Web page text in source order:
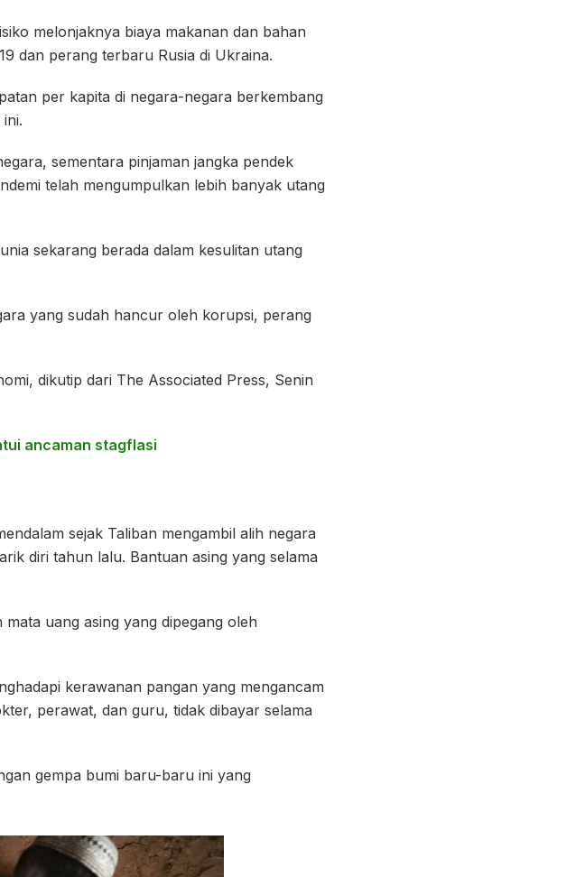
melonjaknya biaya makanan dan bahan
dan perang terbaru Rusia di Ukraina.
per kapita di negara-negara berkembang
sementara pinjaman jangka pendek
telah mengumpulkan lebih banyak utang
sekarang berada dalam kesulitan utang
yang sudah hancur oleh korupsi, perang
dikutip dari The Associated Press, Senin
ancaman stagflasi
sejak Taliban mengambil alih negara
diri tahun lalu. Bantuan asing yang selama
uang asing yang dipegang oleh
kerawanan pangan yang mengancam
perawat, dan guru, tidak dibayar selama
gempa bumi baru-baru ini yang